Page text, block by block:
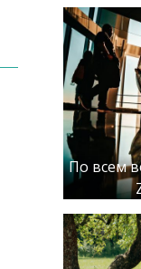
По всем